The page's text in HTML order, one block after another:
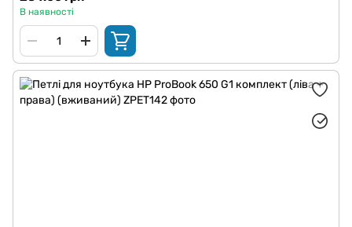
В наявності